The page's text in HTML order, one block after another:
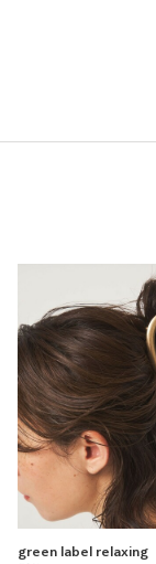
green label relaxing